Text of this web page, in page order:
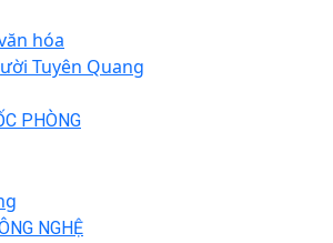
hóa
Tuyên Quang
PHÒNG
NGHỆ